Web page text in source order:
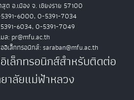
ด อ.เมือง จ. เชียงราย 57100
6000, 0-5391-7034
6034, 0-5391-7049
มล: pr@mfu.ac.th
อิเล็กทรอนิกส์: saraban@mfu.ac.th
เล็กทรอนิกส์สำหรับติดต่อ
าลัยแม่ฟ้าหลวง